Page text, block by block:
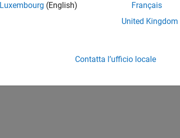
Luxembourg (English)
Français
United Kingdom
Contatta l’ufficio locale